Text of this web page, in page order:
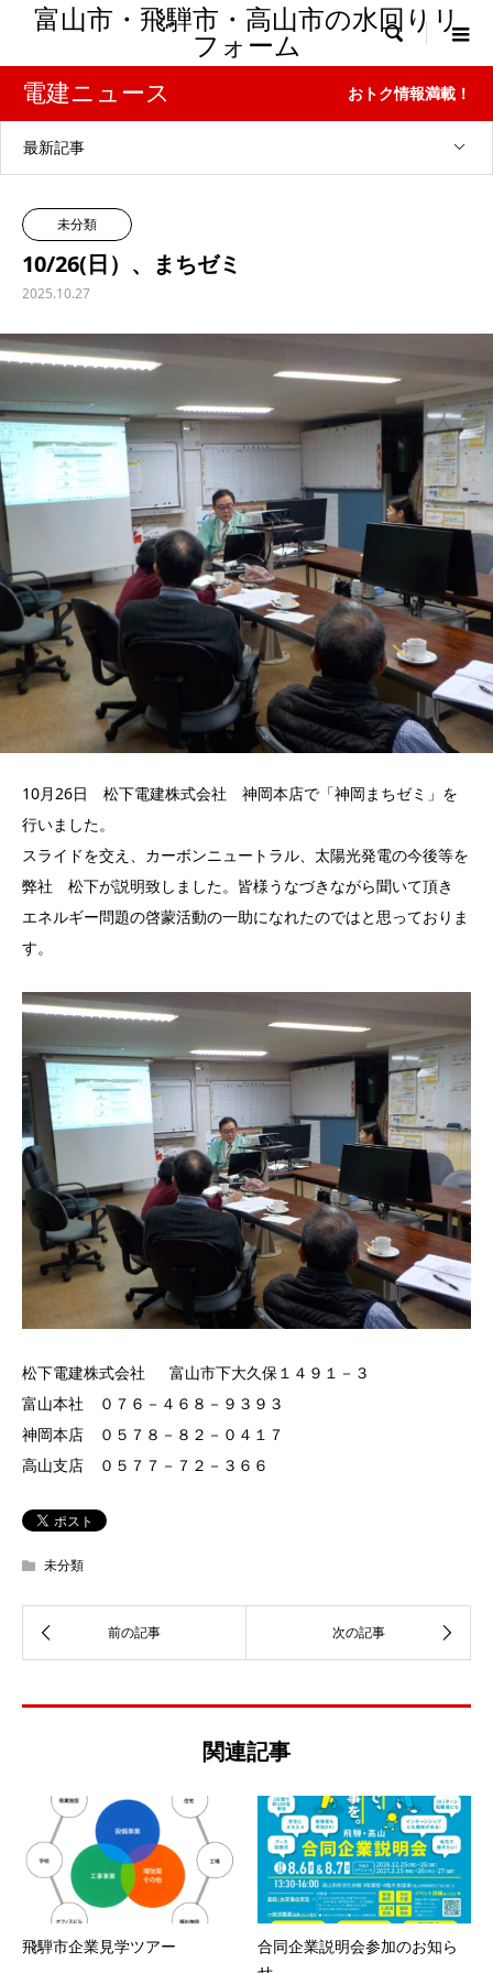
富山市・飛騨市・高山市の水回りリ
フォーム

電建ニュース おトク情報満載！
最新記事
未分類
10/26(日）、まちゼミ
2025.10.27
10月26日 松下電建株式会社 神岡本店で「神岡まちゼミ」を
行いました。
スライドを交え、カーボンニュートラル、太陽光発電の今後等を
弊社 松下が説明致しました。皆様うなづきながら聞いて頂き
エネルギー問題の啓蒙活動の一助になれたのではと思っておりま
す。
松下電建株式会社 富山市下大久保１４９１－３
富山本社 ０７６－４６８－９３９３
神岡本店 ０５７８－８２－０４１７
高山支店 ０５７７－７２－３６６
未分類
関連記事
飛騨市企業見学ツアー
合同企業説明会参加のお知ら